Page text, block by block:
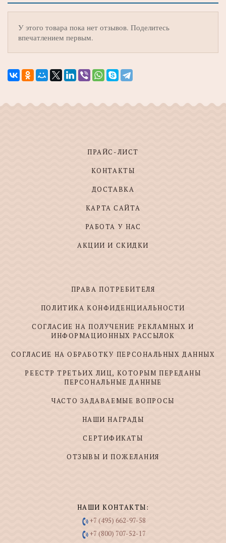
У этого товара пока нет отзывов. Поделитесь
впечатлением первым.
ПРАЙС-ЛИСТ
КОНТАКТЫ
ДОСТАВКА
КАРТА САЙТА
РАБОТА У НАС
АКЦИИ И СКИДКИ
ПРАВА ПОТРЕБИТЕЛЯ
ПОЛИТИКА КОНФИДЕНЦИАЛЬНОСТИ
СОГЛАСИЕ НА ПОЛУЧЕНИЕ РЕКЛАМНЫХ И
ИНФОРМАЦИОННЫХ РАССЫЛОК
СОГЛАСИЕ НА ОБРАБОТКУ ПЕРСОНАЛЬНЫХ ДАННЫХ
РЕЕСТР ТРЕТЬИХ ЛИЦ, КОТОРЫМ ПЕРЕДАНЫ
ПЕРСОНАЛЬНЫЕ ДАННЫЕ
ЧАСТО ЗАДАВАЕМЫЕ ВОПРОСЫ
НАШИ НАГРАДЫ
СЕРТИФИКАТЫ
ОТЗЫВЫ И ПОЖЕЛАНИЯ
НАШИ КОНТАКТЫ:
+7 (495) 662-97-58
+7 (800) 707-52-17